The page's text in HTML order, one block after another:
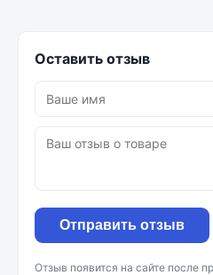
Оставить отзыв
Отправить отзыв
Отзыв появится на сайте после